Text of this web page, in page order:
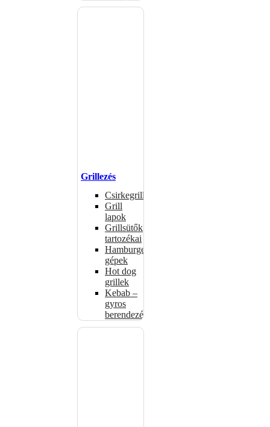
Grillezés
Csirkegrillek
Grill
lapok
Grillsütők
tartozékai
Hamburgerformázó
gépek
Hot dog
grillek
Kebab –
gyros
berendezés